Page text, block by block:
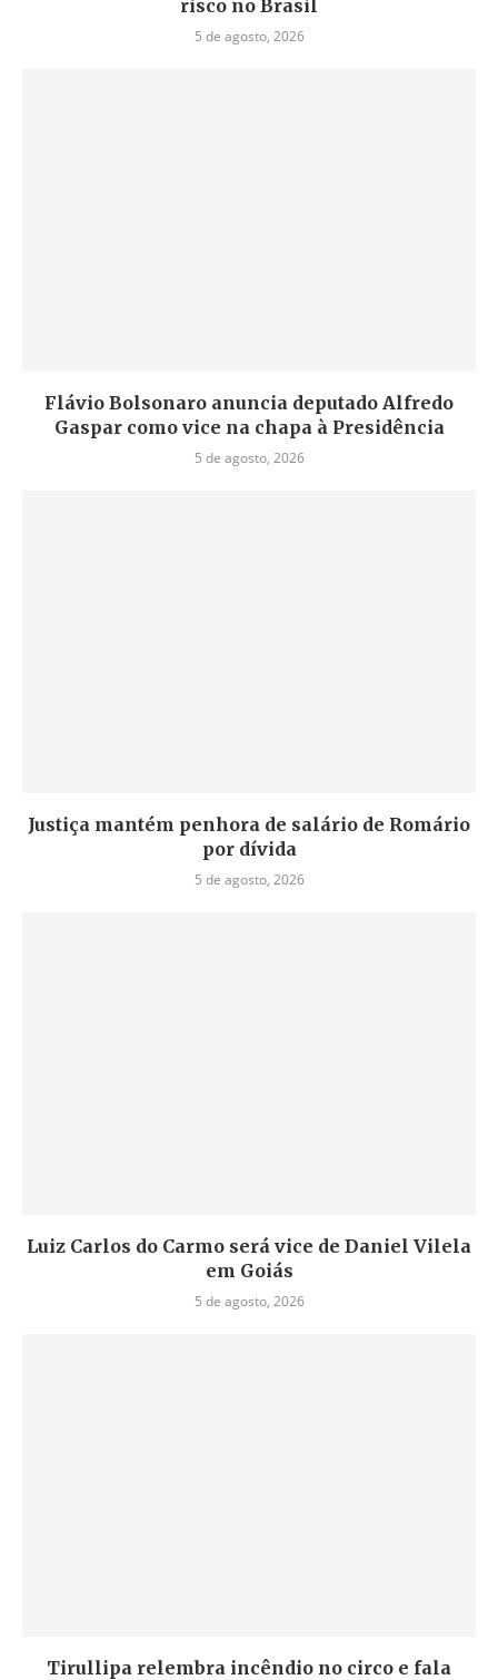
risco no Brasil
5 de agosto, 2026
Flávio Bolsonaro anuncia deputado Alfredo
Gaspar como vice na chapa à Presidência
5 de agosto, 2026
Justiça mantém penhora de salário de Romário
por dívida
5 de agosto, 2026
Luiz Carlos do Carmo será vice de Daniel Vilela
em Goiás
5 de agosto, 2026
Tirullipa relembra incêndio no circo e fala